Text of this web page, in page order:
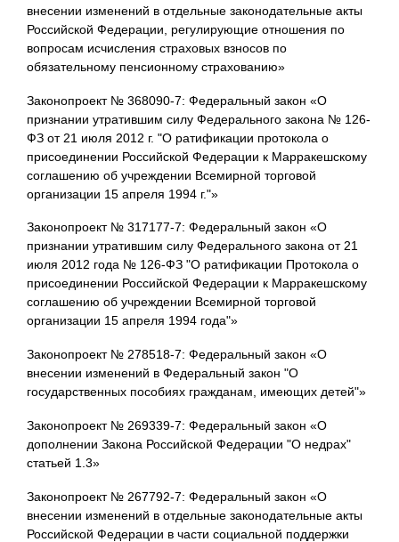
внесении изменений в отдельные законодательные акты
Российской Федерации, регулирующие отношения по
вопросам исчисления страховых взносов по
обязательному пенсионному страхованию»
Законопроект № 368090-7: Федеральный закон «О
признании утратившим силу Федерального закона № 126-
ФЗ от 21 июля 2012 г. "О ратификации протокола о
присоединении Российской Федерации к Марракешскому
соглашению об учреждении Всемирной торговой
организации 15 апреля 1994 г."»
Законопроект № 317177-7: Федеральный закон «О
признании утратившим силу Федерального закона от 21
июля 2012 года № 126-ФЗ "О ратификации Протокола о
присоединении Российской Федерации к Марракешскому
соглашению об учреждении Всемирной торговой
организации 15 апреля 1994 года"»
Законопроект № 278518-7: Федеральный закон «О
внесении изменений в Федеральный закон "О
государственных пособиях гражданам, имеющих детей"»
Законопроект № 269339-7: Федеральный закон «О
дополнении Закона Российской Федерации "О недрах"
статьей 1.3»
Законопроект № 267792-7: Федеральный закон «О
внесении изменений в отдельные законодательные акты
Российской Федерации в части социальной поддержки